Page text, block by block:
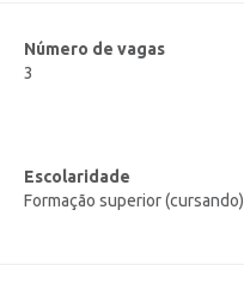
Número de vagas
3
Escolaridade
Formação superior (cursando)